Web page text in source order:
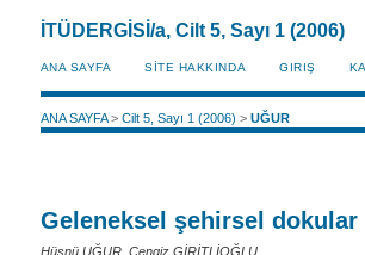
İTÜDERGİSİ/a, Cilt 5, Sayı 1 (2006)
ANA SAYFA SİTE HAKKINDA GIRIŞ
ANA SAYFA> Cilt 5, Sayı 1 (2006) > UĞUR
Geleneksel şehirsel dokular
Hüsnü UĞUR, Cengiz GİRİTLİOĞLU